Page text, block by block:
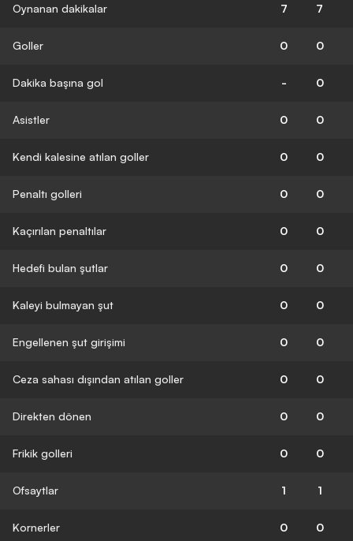
Oynanan dakikalar 7 7
Goller 0 0
Dakika başına gol - 0
Asistler 0 0
Kendi kalesine atılan goller 0 0
Penaltı golleri 0 0
Kaçırılan penaltılar 0 0
Hedefi bulan şutlar 0 0
Kaleyi bulmayan şut 0 0
Engellenen şut girişimi 0 0
Ceza sahası dışından atılan goller 0 0
Direkten dönen 0 0
Frikik golleri 0 0
Ofsaytlar 1 1
Kornerler 0 0